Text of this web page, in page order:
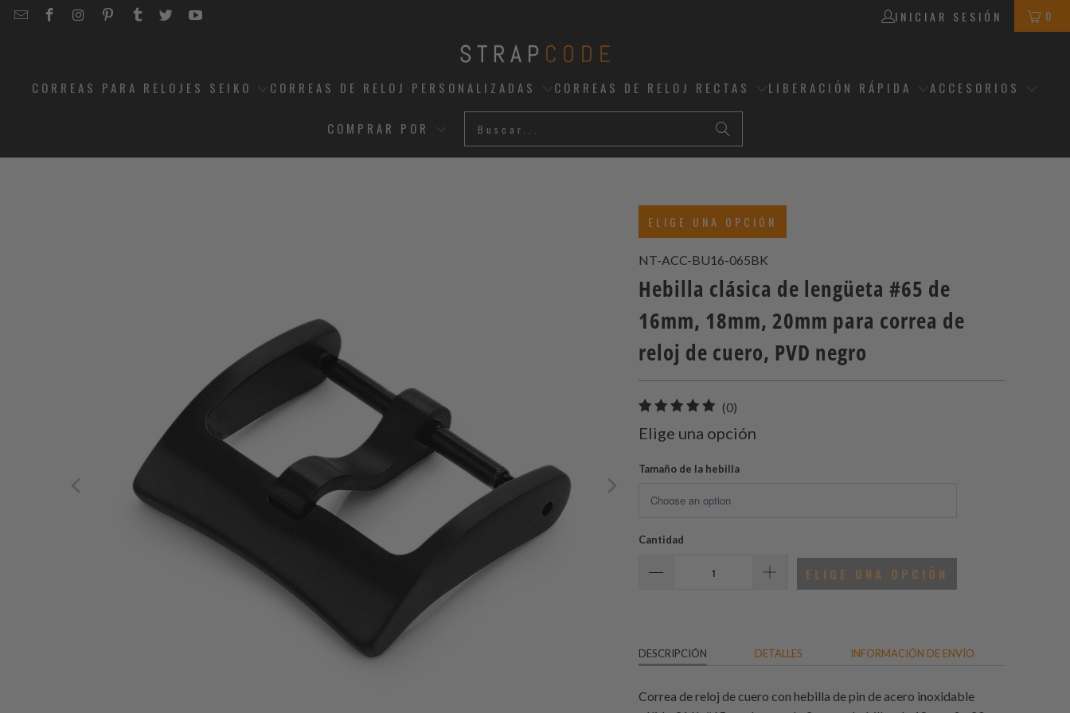
EMAILSTRAPCODE
STRAPCODE
STRAPCODE
STRAPCODE
STRAPCODE
STRAPCODE
INICIAR SESIÓN 0
CORREAS PARA RELOJES SEIKO CORREAS DE RELOJ PERSONALIZADAS CORREAS DE RELOJ RECTAS LIBERACIÓN RÁPIDA ACCESORIOS
COMPRAR POR
ELIGE UNA OPCIÓN
NT-ACC-BU16-065BK
Hebilla clásica de lengüeta #65 de
16mm, 18mm, 20mm para correa de
reloj de cuero, PVD negro
(0)
total
reseñas
Elige una opción
Tamaño de la hebilla
Cantidad
ELIGE UNA OPCIÓN
DESCRIPCIÓN DETALLES INFORMACIÓN DE ENVÍO
Correa de reloj de cuero con hebilla de pin de acero inoxidable